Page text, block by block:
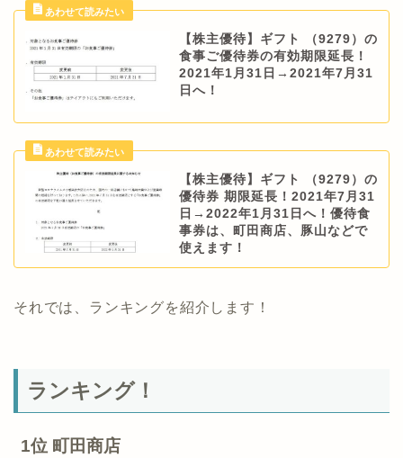
【株主優待】ギフト （9279）の
食事ご優待券の有効期限延長！
2021年1月31日→2021年7月31
日へ！
【株主優待】ギフト （9279）の
優待券 期限延長！2021年7月31
日→2022年1月31日へ！優待食
事券は、町田商店、豚山などで
使えます！
それでは、ランキングを紹介します！
ランキング！
1位 町田商店